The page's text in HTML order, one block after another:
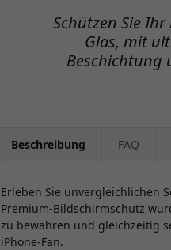
Schützen Sie
Glas, mit
Beschichtung
Beschreibung FAQ
Erleben Sie unvergleichlichen
Premium-Bildschirmschutz
zu bewahren und gleichzeitig
iPhone-Fan.